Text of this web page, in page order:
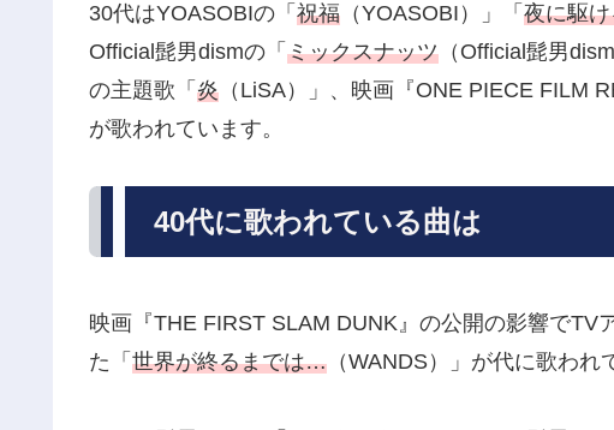
30代はYOASOBIの「 祝福 （YOASOBI）」「 夜に駆
Official髭男dismの「 ミックスナッツ （Official髭男
の主題歌「 炎 （LiSA）」、映画『ONE PIECE FILM
が歌われています。
40代に歌われている曲は
映画『THE FIRST SLAM DUNK』の公開の影響でTV
た「 世界が終るまでは… （WANDS）」が代に歌われ